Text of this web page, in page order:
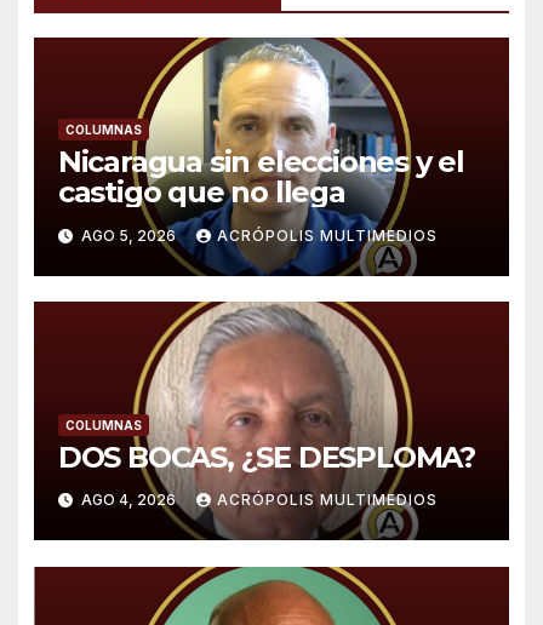
COLUMNAS
Nicaragua sin elecciones y el
castigo que no llega
AGO 5, 2026 ACRÓPOLIS MULTIMEDIOS
COLUMNAS
DOS BOCAS, ¿SE DESPLOMA?
AGO 4, 2026 ACRÓPOLIS MULTIMEDIOS